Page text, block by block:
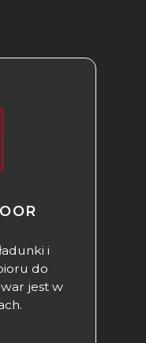
i
do
jest w